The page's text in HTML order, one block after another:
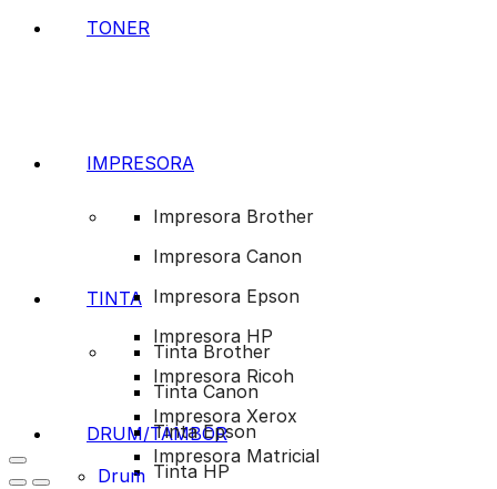
TONER
IMPRESORA
Impresora Brother
Impresora Canon
Impresora Epson
Impresora HP
Impresora Ricoh
Impresora Xerox
Impresora Matricial
TINTA
Tinta Brother
Tinta Canon
Tinta Epson
Tinta HP
DRUM/TAMBOR
Drum